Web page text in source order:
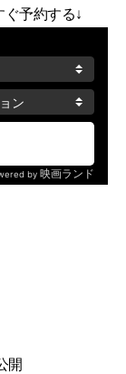
ぐ予約する↓
開